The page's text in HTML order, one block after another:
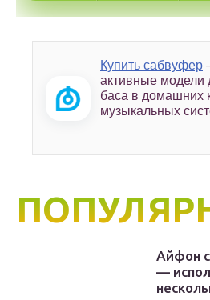
Купить сабвуфер
активные модели
баса в домашних
музыкальных
Айфон
—